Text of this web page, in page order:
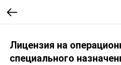
Лицензия на
специального